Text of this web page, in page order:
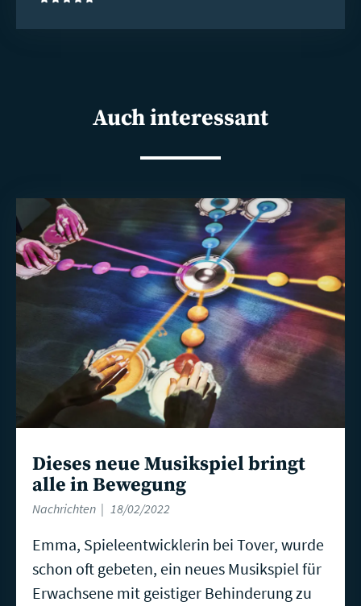
Auch interessant
Dieses neue Musikspiel bringt
alle in Bewegung
Nachrichten 18/02/2022
Emma, Spieleentwicklerin bei Tover, wurde
schon oft gebeten, ein neues Musikspiel für
Erwachsene mit geistiger Behinderung zu
Weiterlesen